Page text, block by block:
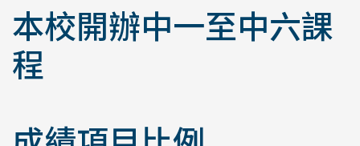
本校開辦中一至中六課
程